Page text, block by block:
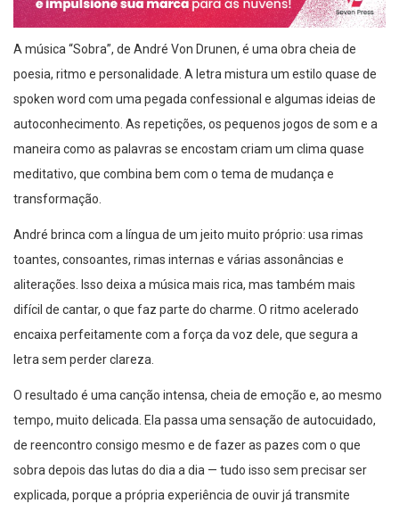
A música “Sobra”, de André Von Drunen, é uma obra cheia de
poesia, ritmo e personalidade. A letra mistura um estilo quase de
spoken word com uma pegada confessional e algumas ideias de
autoconhecimento. As repetições, os pequenos jogos de som e a
maneira como as palavras se encostam criam um clima quase
meditativo, que combina bem com o tema de mudança e
transformação.
André brinca com a língua de um jeito muito próprio: usa rimas
toantes, consoantes, rimas internas e várias assonâncias e
aliterações. Isso deixa a música mais rica, mas também mais
difícil de cantar, o que faz parte do charme. O ritmo acelerado
encaixa perfeitamente com a força da voz dele, que segura a
letra sem perder clareza.
O resultado é uma canção intensa, cheia de emoção e, ao mesmo
tempo, muito delicada. Ela passa uma sensação de autocuidado,
de reencontro consigo mesmo e de fazer as pazes com o que
sobra depois das lutas do dia a dia — tudo isso sem precisar ser
explicada, porque a própria experiência de ouvir já transmite